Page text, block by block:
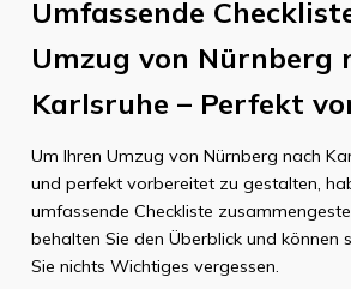
Umfassende
Umzug von Nürnberg
Karlsruhe – Perfekt
Um Ihren Umzug von Nürnberg nach
und perfekt vorbereitet zu gestalten,
umfassende Checkliste
behalten Sie den Überblick und können
Sie nichts Wichtiges vergessen.